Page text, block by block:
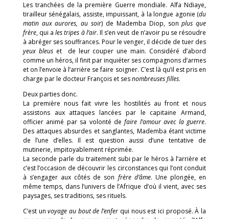
Les tranchées de la première Guerre mondiale. Alfa Ndiaye,
tirailleur sénégalais, assiste, impuissant, à la longue agonie (du
matin aux aurores, au soir) de Mademba Diop, sonplus que
frère, qui ales tripes à l’air. Il s’en veut de n’avoir pu se résoudre
à abréger ses souffrances. Pour le venger, il décide de tuer des
yeux bleus et de leur couper une main. Considéré d’abord
comme un héros, il finit par inquiéter ses compagnons d’armes
et on l’envoie à l’arrière se faire soigner. C’est là qu’il est pris en
charge par le docteur François et sesnombreuses filles.
Deux parties donc.
La première nous fait vivre les hostilités au front et nous
assistons aux attaques lancées par le capitaine Armand,
officier animé par sa volonté defaire l’amour avec la guerre.
Des attaques absurdes et sanglantes, Mademba étant victime
de l’une d’elles. Il est question aussi d’une tentative de
mutinerie, impitoyablement réprimée.
La seconde parle du traitement subi par le héros à l’arrière et
c’est l’occasion de découvrir les circonstances qui l’ont conduit
à s’engager aux côtés de son frère d’âme. Une plongée, en
même temps, dans l’univers de l’Afrique d’où il vient, avec ses
paysages, ses traditions, ses rituels.
C’est unvoyage au bout de l’enfer qui nous est ici proposé. À la